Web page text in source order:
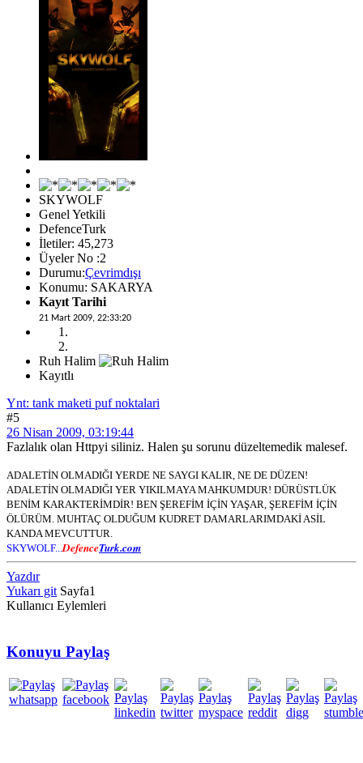
SKYWOLF
Genel Yetkili
DefenceTurk
İletiler: 45,273
Üyeler No :2
Durumu:Çevrimdışı
Konumu: SAKARYA
Kayıt Tarihi
21 Mart 2009, 22:33:20
Ruh Halim
Kayıtlı
Ynt: tank maketi puf noktalari
#5
26 Nisan 2009, 03:19:44
Fazlalık olan Httpyi siliniz. Halen şu sorunu düzeltemedik malesef.
ADALETİN OLMADIĞI YERDE NE SAYGI KALIR, NE DE DÜZEN!
ADALETİN OLMADIĞI YER YIKILMAYA MAHKUMDUR! DÜRÜSTLÜK
BENİM KARAKTERİMDİR! BEN ŞEREFİM İÇİN YAŞAR, ŞEREFİM İÇİN
ÖLÜRÜM. MUHTAÇ OLDUĞUM KUDRET DAMARLARIMDAKİ ASİL
KANDA MEVCUTTUR.
SKYWOLF... DefenceTurk.com
Yazdır
Yukarı git Sayfa1
Kullanıcı Eylemleri
Konuyu Paylaş